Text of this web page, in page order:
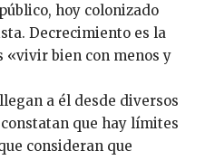
hoy colonizado
Decrecimiento es la
«vivir bien con menos y
a él desde diversos
que hay límites
consideran que